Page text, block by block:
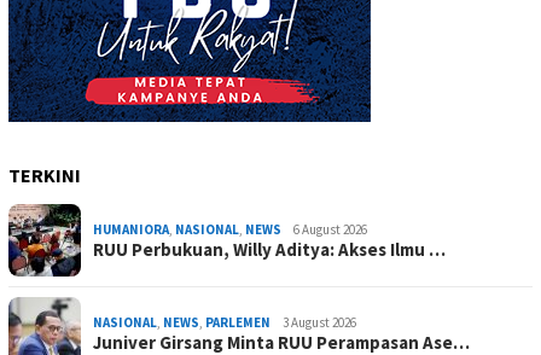
TERKINI
HUMANIORA, NASIONAL, NEWS 6 August 2026
RUU Perbukuan, Willy Aditya: Akses Ilmu …
NASIONAL, NEWS, PARLEMEN 3 August 2026
Juniver Girsang Minta RUU Perampasan Ase…